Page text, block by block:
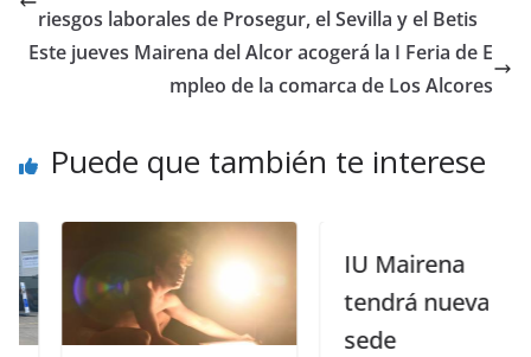
riesgos laborales de Prosegur, el Sevilla y el Betis
Este jueves Mairena del Alcor acogerá la I Feria de E
mpleo de la comarca de Los Alcores
Puede que también te interese
IU Mairena
tendrá nueva
sede